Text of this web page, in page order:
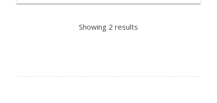
Showing 2 results